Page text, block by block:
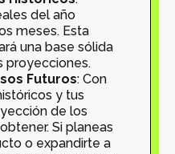
del año
meses. Esta
una base sólida
proyecciones.
Futuros: Con
y tus
de los
Si planeas
o expandirte a